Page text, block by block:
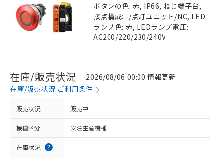
ボタンの色: 赤, IP66, ねじ端子台,
接点構成: -/点灯ユニット/NC, LED
ランプ色: 赤, LEDランプ電圧:
AC200/220/230/240V
在庫/販売状況
2026/08/06 00:00 情報更新
在庫/販売状況 ご利用条件
販売状況 販売中
機種区分 受注生産機種
在庫状況